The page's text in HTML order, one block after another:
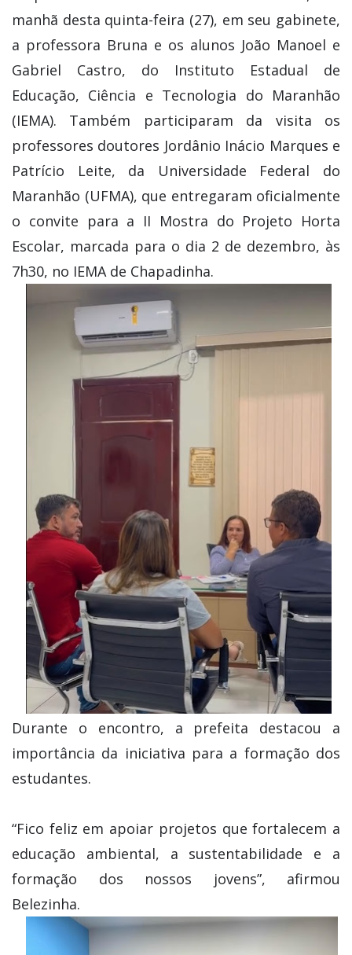
manhã desta quinta-feira (27), em seu gabinete,
a professora Bruna e os alunos João Manoel e
Gabriel Castro, do Instituto Estadual de
Educação, Ciência e Tecnologia do Maranhão
(IEMA). Também participaram da visita os
professores doutores Jordânio Inácio Marques e
Patrício Leite, da Universidade Federal do
Maranhão (UFMA), que entregaram oficialmente
o convite para a II Mostra do Projeto Horta
Escolar, marcada para o dia 2 de dezembro, às
7h30, no IEMA de Chapadinha.
Durante o encontro, a prefeita destacou a
importância da iniciativa para a formação dos
estudantes.
“Fico feliz em apoiar projetos que fortalecem a
educação ambiental, a sustentabilidade e a
formação dos nossos jovens”, afirmou
Belezinha.